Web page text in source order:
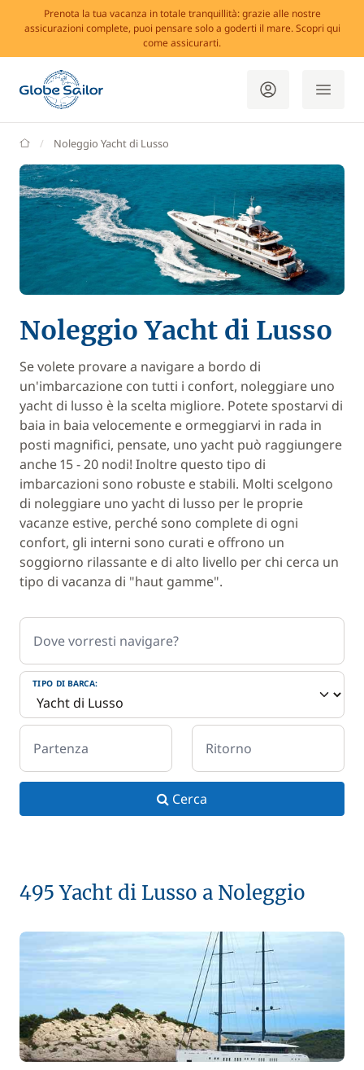
Prenota la tua vacanza in totale tranquillità: grazie alle nostre
assicurazioni complete, puoi pensare solo a goderti il mare. Scopri qui
come assicurarti.
GlobeSailor
Noleggio Yacht di Lusso
Noleggio Yacht di Lusso
Se volete provare a navigare a bordo di
un'imbarcazione con tutti i confort, noleggiare uno
yacht di lusso è la scelta migliore. Potete spostarvi di
baia in baia velocemente e ormeggiarvi in rada in
posti magnifici, pensate, uno yacht può raggiungere
anche 15 - 20 nodi! Inoltre questo tipo di
imbarcazioni sono robuste e stabili. Molti scelgono
di noleggiare uno yacht di lusso per le proprie
vacanze estive, perché sono complete di ogni
confort, gli interni sono curati e offrono un
soggiorno rilassante e di alto livello per chi cerca un
tipo di vacanza di "haut gamme".
Dove vorresti navigare?
TIPO DI BARCA:
Partenza Ritorno
Cerca
495 Yacht di Lusso a Noleggio